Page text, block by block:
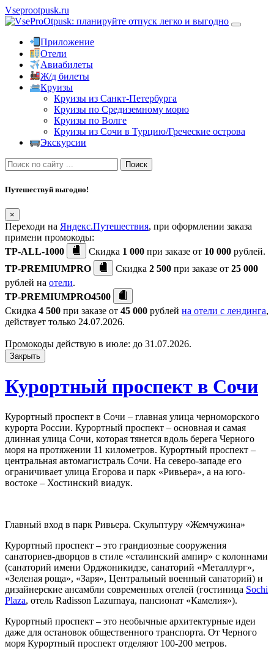
Vseprootpusk.ru
Приложение
Отели
Авиабилеты
Ж/д билеты
Круизы
Круизы из Санкт-Петербурга
Круизы по Средиземному морю
Круизы по Волге
Круизы из Сочи в Турцию/Греческие острова
Экскурсии
Поиск
Путешествуй выгодно!
×
Переходи на Яндекс.Путешествия, при оформлении заказа
примени промокоды:
TP-ALL-1000
Скидка 1 000 при заказе от 10 000 рублей.
TP-PREMIUMPRO
Скидка 2 500 при заказе от 25 000
рублей на отели.
TP-PREMIUMPRO4500
Скидка 4 500 при заказе от 45 000 рублей на отели с лендинга,
действует только 24.07.2026.
Промокоды действую в июле: до 31.07.2026.
Закрыть
Курортный проспект в Сочи
Курортный проспект в Сочи – главная улица черноморского
курорта России. Курортный проспект – основная и самая
длинная улица Сочи, которая тянется вдоль берега Черного
моря на протяжении 11 километров. Курортный проспект –
центральная автомагистраль Сочи. На северо-западе его
ограничивает улица Егорова и парк «Ривьера», а на юго-
востоке – Хостинский виадук.
Главный вход в парк Ривьера. Скульптуру «Жемчужина»
Курортный проспект – это грандиозные сооружения
санаториев-дворцов в стиле «сталинский ампир» с колоннами
(санаторий имени Орджоникидзе, санаторий «Металлург»,
«Зеленая роща», «Заря», Центральный военный санаторий) и
дизайнерские ансамбли современных отелей (гостиница Sochi
Plaza, отель Radisson Lazurnaya, пансионат «Камелия»).
Курортный проспект – это необычные архитектурные идеи
даже для остановок общественного транспорта. От Черного
моря Курортный проспект отделяют 100-200 метров.